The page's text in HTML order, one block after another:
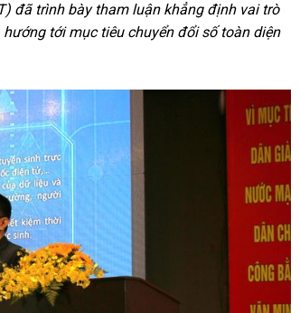
đã trình bày tham luận khẳng định vai trò
tới mục tiêu chuyển đổi số toàn diện